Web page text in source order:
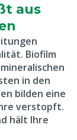
aus
Biofilm
in den
bilden eine
verstopft.
hält Ihre